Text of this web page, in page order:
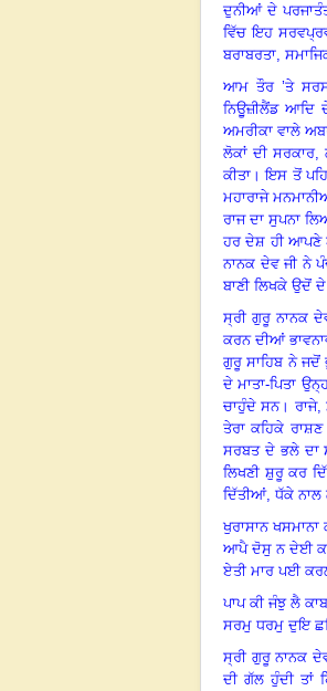
ਦੁਨੀਆਂ ਦੇ
ਵਿੱਚ ਇਹ
ਬਰਾਬਰਤਾ,
ਆਮ ਤੌਰ ’ਤੇ
ਨਿਉੂਜ਼ੀਲੈਂਡ ਆਦਿ
ਅਮਰੀਕਾ ਵਾਲੇ
ਲੋਕਾਂ ਦੀ ਸਰਕਾਰ,
ਕੀਤਾ ।ਇਸ ਤੋਂ
ਮਹਾਰਾਜੇ
ਰਾਜ ਦਾ ਸੁਪਨਾ
ਹਰ ਦੇਸ਼ ਹੀ ਆਪਣੇ
ਨਾਨਕ ਦੇਵ ਜੀ ਨੇ
ਬਾਣੀ ਲਿਖਕੇ ਉਦੋਂ
ਸ੍ਰੀ ਗੁਰੂ ਨਾਨਕ
ਕਰਨ ਦੀਆਂ
ਗੁਰੂ ਸਾਹਿਬ ਨੇ ਜਦੋਂ
ਦੇ ਮਾਤਾ-ਪਿਤਾ
ਚਾਹੁੰਦੇ ਸਨ।
ਤੇਰਾ ਕਹਿਕੇ
ਸਰਬਤ ਦੇ ਭਲੇ ਦਾ
ਲਿਖਣੀ ਸ਼ੁਰੂ ਕਰ
ਦਿੱਤੀਆਂ, ਧੱਕੇ ਨਾਲ
ਖੁਰਾਸਾਨ
ਆਪੈ ਦੋਸੁ ਨ ਦੇਈ
ਏਤੀ ਮਾਰ ਪਈ
ਪਾਪ ਕੀ ਜੰਝੁ ਲੈ
ਸਰਮੁ ਧਰਮੁ ਦੁਇ
ਸ੍ਰੀ ਗੁਰੂ ਨਾਨਕ
ਦੀ ਗੱਲ ਹੁੰਦੀ ਤਾਂ